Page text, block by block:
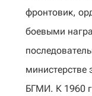
фронтовик,
боевыми
министерстве
БГМИ. К 1960